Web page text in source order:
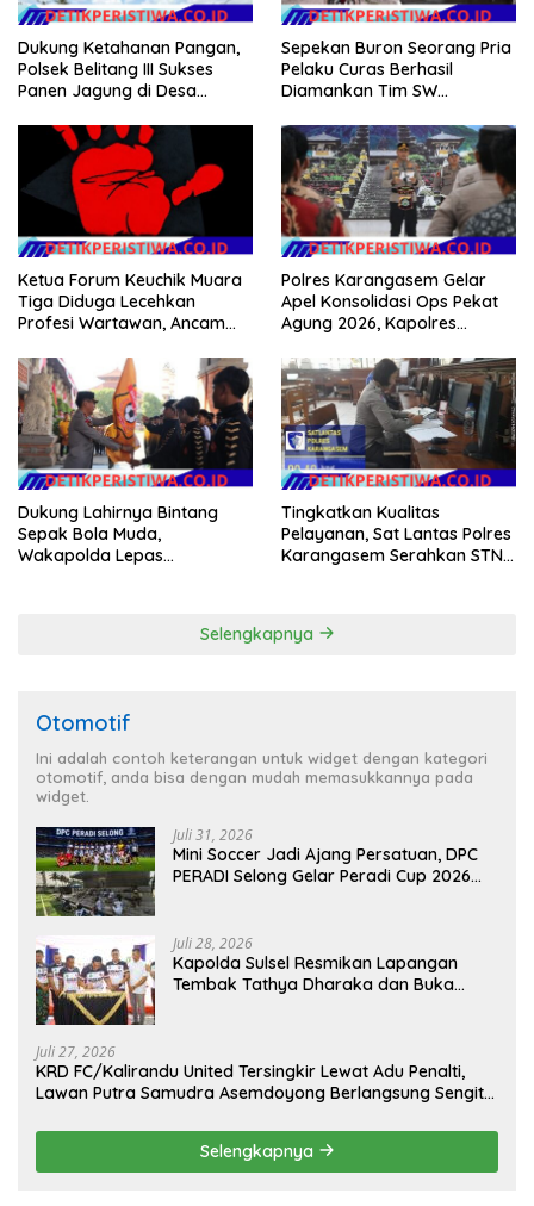
Dukung Ketahanan Pangan,
Polsek Belitang III Sukses
Panen Jagung di Desa
Sepekan Buron Seorang Pria
Pelaku Curas Berhasil
Diamankan Tim SW
Ketua Forum Keuchik Muara
Tiga Diduga Lecehkan
Profesi Wartawan, Ancam
Polres Karangasem Gelar
Apel Konsolidasi Ops Pekat
Agung 2026, Kapolres
Target Selama Operasi
Dukung Lahirnya Bintang
Sepak Bola Muda,
Wakapolda Lepas
Tingkatkan Kualitas
Pelayanan, Sat Lantas Polres
Karangasem Serahkan STNK
Selengkapnya
Otomotif
Ini adalah contoh keterangan untuk widget dengan kategori
otomotif, anda bisa dengan mudah memasukkannya pada
widget.
Juli 31, 2026
Mini Soccer Jadi Ajang Persatuan, DPC
PERADI Selong Gelar Peradi Cup 2026
Juli 28, 2026
Kapolda Sulsel Resmikan Lapangan
Tembak Tathya Dharaka dan Buka
Juli 27, 2026
KRD FC/Kalirandu United Tersingkir Lewat Adu Penalti,
Lawan Putra Samudra Asemdoyong Berlangsung Sengit
Selengkapnya